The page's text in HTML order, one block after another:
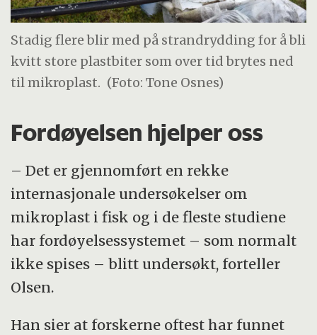
Stadig flere blir med på strandrydding for å bli
kvitt store plastbiter som over tid brytes ned
til mikroplast. (Foto: Tone Osnes)
Fordøyelsen hjelper oss
– Det er gjennomført en rekke
internasjonale undersøkelser om
mikroplast i fisk og i de fleste studiene
har fordøyelsessystemet – som normalt
ikke spises – blitt undersøkt, forteller
Olsen.
Han sier at forskerne oftest har funnet